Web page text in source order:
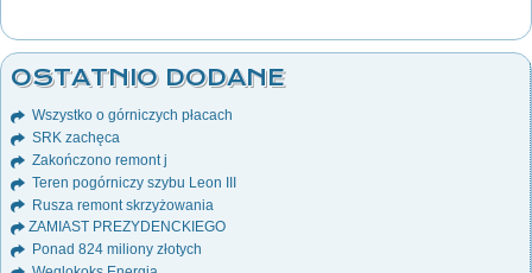
OSTATNIO DODANE
Wszystko o górniczych płacach
SRK zachęca
Zakończono remont j
Teren pogórniczy szybu Leon III
Rusza remont skrzyżowania
ZAMIAST PREZYDENCKIEGO
Ponad 824 miliony złotych